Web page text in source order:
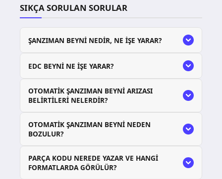
SIKÇA SORULAN SORULAR
ŞANZIMAN BEYNI NEDIR, NE IŞE YARAR?
EDC BEYNI NE IŞE YARAR?
OTOMATIK ŞANZIMAN BEYNI ARIZASI
BELIRTILERI NELERDIR?
OTOMATIK ŞANZIMAN BEYNI NEDEN
BOZULUR?
PARÇA KODU NEREDE YAZAR VE HANGI
FORMATLARDA GÖRÜLÜR?